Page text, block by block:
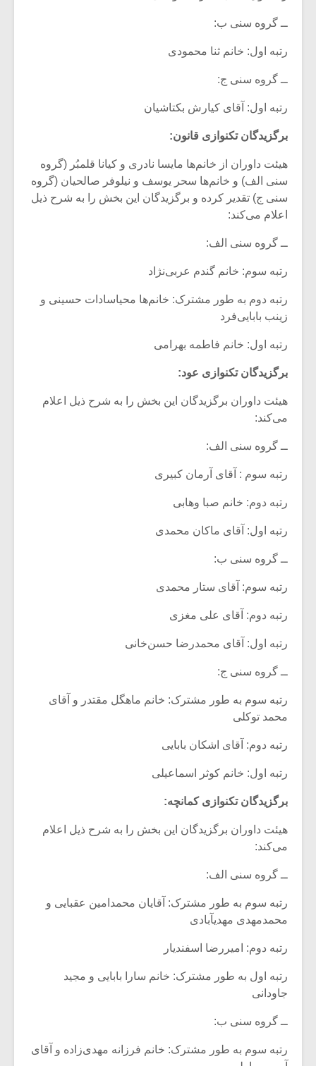
ــ گروه سنی ب:
رتبه اول: خانم ثنا محمودی
ــ گروه سنی ج:
رتبه اول: آقای کیارش بکتاشیان
برگزیدگان تکنوازی قانون:
هیئت داوران از خانم‌ها مایسا نادری و کیانا قلمبُر (گروه
سنی الف) و خانم‌ها سحر یوسف و نیلوفر صالحیان (گروه
سنی ج) تقدیر کرده و برگزیدگان این بخش را به شرح ذیل
اعلام می‌کند:
ــ گروه سنی الف:
رتبه سوم: خانم گندم عربی‌نژاد
رتبه دوم به طور مشترک: خانم‌ها محیاسادات حسینی و
زینب بابایی‌فرد
رتبه اول: خانم فاطمه بهرامی
برگزیدگان تکنوازی عود:
هیئت داوران برگزیدگان این بخش را به شرح ذیل اعلام
می‌کند:
ــ گروه سنی الف:
رتبه سوم : آقای آرمان کبیری
رتبه دوم: خانم ­صبا وهابی
رتبه اول: آقای ماکان محمدی
ــ گروه سنی ب:
رتبه سوم: آقای ستار محمدی
رتبه دوم: آقای علی مغزی
رتبه اول: آقای محمدرضا حسن‌خانی
ــ گروه سنی ج:
رتبه سوم به طور مشترک: خانم ماهگل مقتدر و آقای
محمد توکلی
رتبه دوم: آقای اشکان بابایی
رتبه اول: خانم کوثر اسماعیلی
برگزیدگان تکنوازی کمانچه:
هیئت داوران برگزیدگان این بخش را به شرح ذیل اعلام
می‌کند:
ــ گروه سنی الف:
رتبه سوم به طور مشترک: آقایان محمدامین عقبایی و
محمدمهدی مهدی­آبادی
رتبه دوم: امیررضا اسفندیار
رتبه اول به طور مشترک: خانم سارا بابایی و مجید
جاودانی
ــ گروه سنی ب:
رتبه سوم به طور مشترک: خانم فرزانه مهدی‌زاده و آقای